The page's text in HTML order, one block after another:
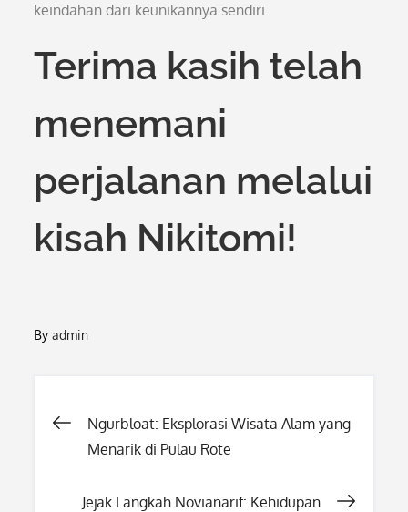
keindahan dari keunikannya sendiri.
Terima kasih telah
menemani
perjalanan melalui
kisah Nikitomi!
Byadmin
Post
Ngurbloat: Eksplorasi Wisata Alam yang
Menarik di Pulau Rote
Jejak Langkah Novianarif: Kehidupan